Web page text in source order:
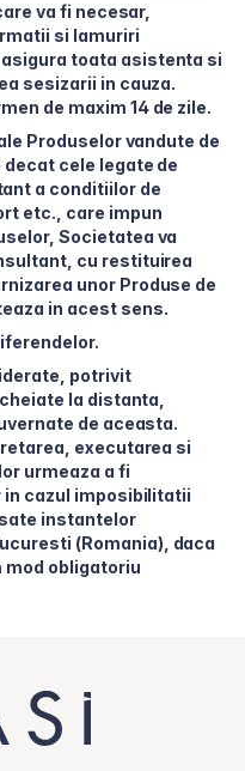
va fi necesar,
si lamuriri
toata asistenta si
sesizarii in cauza.
de maxim 14 de zile.
Produselor vandute de
cele legate de
a conditiilor de
etc., care impun
Societatea va
cu restituirea
unor Produse de
in acest sens.
potrivit
la distanta,
de aceasta.
executarea si
urmeaza a fi
in cazul imposibilitatii
instantelor
(Romania), daca
mod obligatoriu